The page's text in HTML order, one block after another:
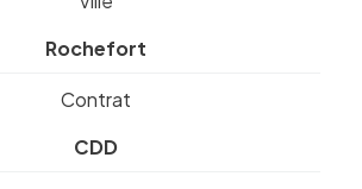
Rochefort
Contrat
CDD